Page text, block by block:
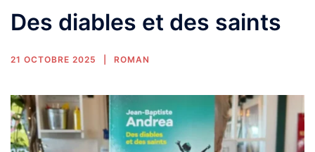
Des diables et des saints
21 OCTOBRE 2025 ROMAN